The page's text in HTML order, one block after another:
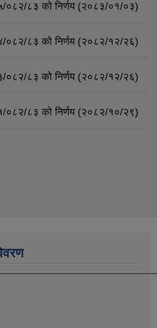
०८२/८३ को निर्णय (२०८३/०१/०३)
०८२/८३ को निर्णय (२०८२/१२/२६)
०८२/८३ को निर्णय (२०८२/१२/२६)
०८२/८३ को निर्णय (२०८२/१०/२९)